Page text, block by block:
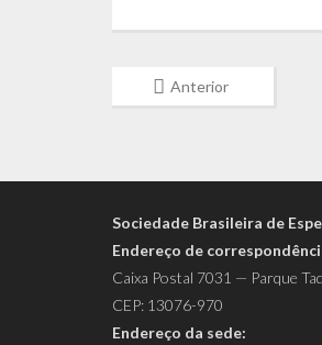
Anterior
Sociedade Brasileira de
Endereço de
Caixa Postal 7031 — Parque
CEP: 13076-970
Endereço da sede: